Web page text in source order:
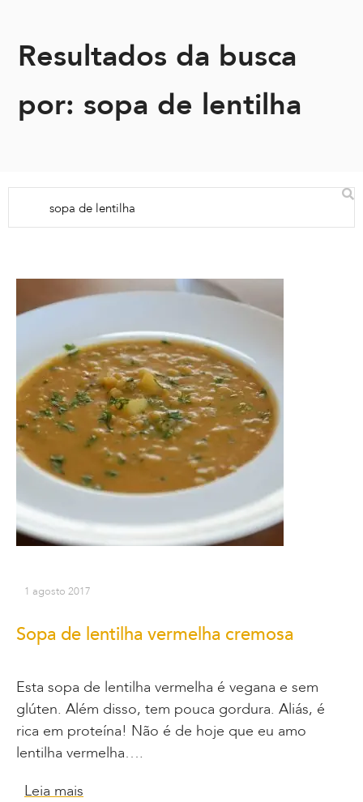
Resultados da busca
por: sopa de lentilha
1 agosto 2017
Sopa de lentilha vermelha cremosa
Esta sopa de lentilha vermelha é vegana e sem
glúten. Além disso, tem pouca gordura. Aliás, é
rica em proteína! Não é de hoje que eu amo
lentilha vermelha….
Leia mais